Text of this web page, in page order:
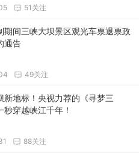
51关注
期间三峡大坝景区观光车票退票政
通告
49关注
新地标！央视力荐的《寻梦三
穿越峡江千年！
88关注